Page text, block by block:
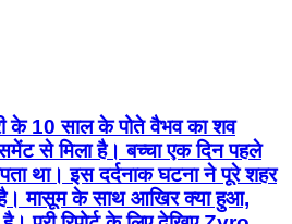
के 10 साल के पोते वैभव का शव
से मिला है। बच्चा एक दिन पहले
था। इस दर्दनाक घटना ने पूरे शहर
मासूम के साथ आखिर क्या हुआ,